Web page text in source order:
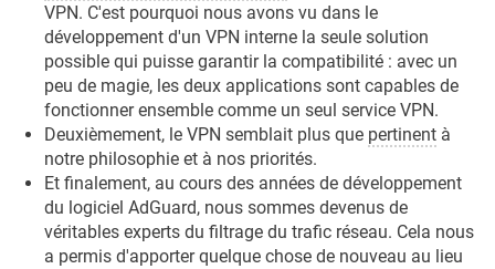
VPN. C'est pourquoi nous avons vu dans le
développement d'un VPN interne la seule solution
possible qui puisse garantir la compatibilité : avec un
peu de magie, les deux applications sont capables de
fonctionner ensemble comme un seul service VPN.
Deuxièmement, le VPN semblait plus que pertinent à
notre philosophie et à nos priorités.
Et finalement, au cours des années de développement
du logiciel AdGuard, nous sommes devenus de
véritables experts du filtrage du trafic réseau. Cela nous
a permis d'apporter quelque chose de nouveau au lieu